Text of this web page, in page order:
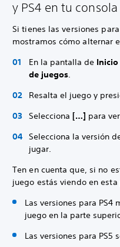
y PS4 en tu consola
Si tienes las versiones
mostramos cómo alternar
En la pantalla de
de juegos.
Resalta el juego y
Selecciona […] para
Selecciona la versión
jugar.
Ten en cuenta que, si no
juego estás viendo en
Las versiones para PS4
juego en la parte
Las versiones para